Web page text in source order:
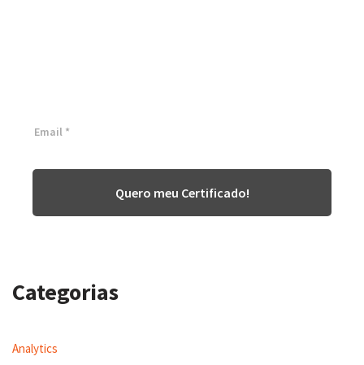
Quero meu Certificado!
Categorias
Analytics